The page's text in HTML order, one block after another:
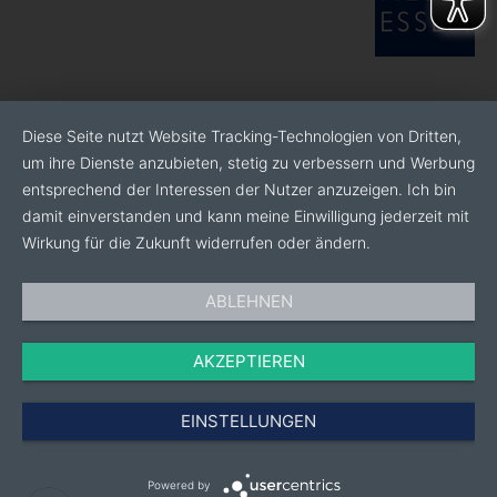
Diese Seite nutzt Website Tracking-Technologien von Dritten,
um ihre Dienste anzubieten, stetig zu verbessern und Werbung
entsprechend der Interessen der Nutzer anzuzeigen. Ich bin
damit einverstanden und kann meine Einwilligung jederzeit mit
Wirkung für die Zukunft widerrufen oder ändern.
ABLEHNEN
AKZEPTIEREN
EINSTELLUNGEN
Powered by